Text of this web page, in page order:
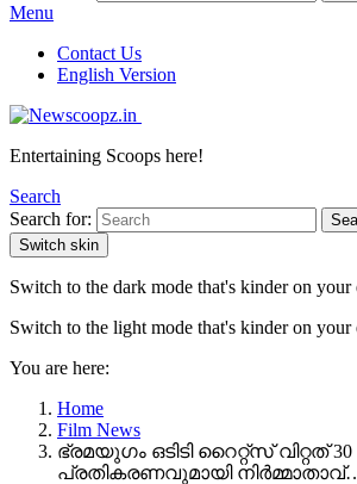
Menu
Contact Us
English Version
Entertaining Scoops here!
Search
Search for:
Switch skin
Switch to the dark mode that's kinder on your
Switch to the light mode that's kinder on your
You are here:
Home
Film News
ഭ്രമയുഗം ഒടിടി റൈറ്റ്സ് വിറ്റത്
പ്രതികരണവുമായി